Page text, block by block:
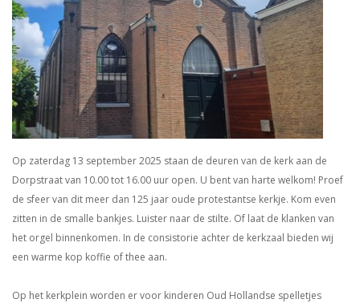
Op zaterdag 13 september 2025 staan de deuren van de kerk aan de
Dorpstraat van 10.00 tot 16.00 uur open. U bent van harte welkom! Proef
de sfeer van dit meer dan 125 jaar oude protestantse kerkje. Kom even
zitten in de smalle bankjes. Luister naar de stilte. Of laat de klanken van
het orgel binnenkomen. In de consistorie achter de kerkzaal bieden wij
een warme kop koffie of thee aan.
Op het kerkplein worden er voor kinderen Oud Hollandse spelletjes